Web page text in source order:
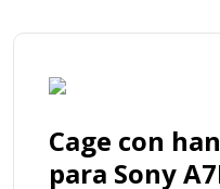
Cage con
para Sony